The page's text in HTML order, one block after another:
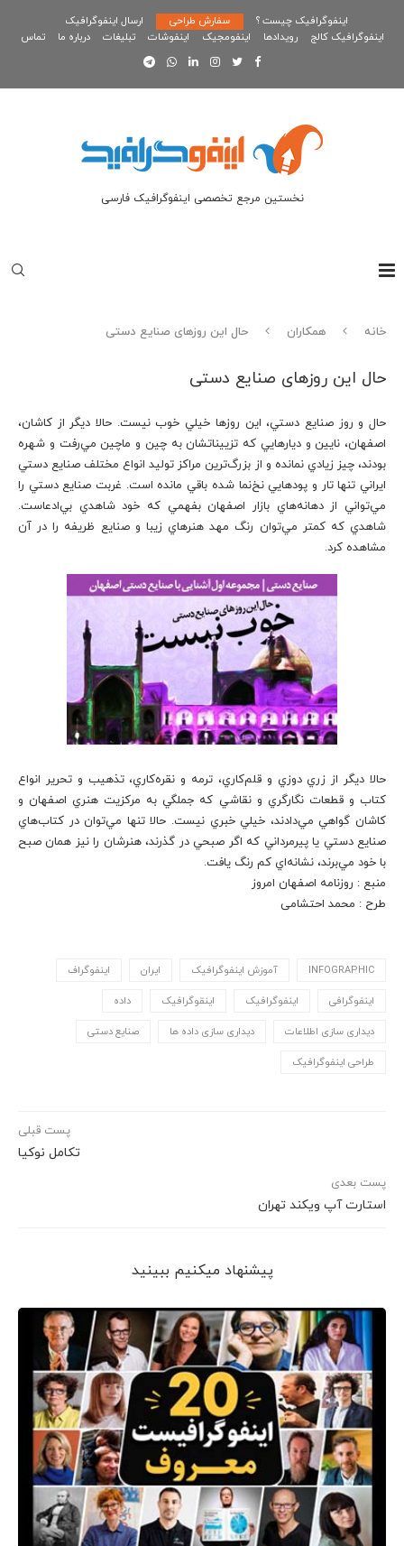
اینفوگرافیک چیست ؟ سفارش طراحی
ارسال اینفوگرافیک
اینفوگرافیک کالج
رویدادها اینفومجیک اینفوشات تبلیغات درباره ما تماس
نخستین مرجع تخصصی اینفوگرافیک فارسی
خانه همکاران حال این روزهای صنایع دستی
حال این روزهای صنایع دستی
حال و روز صنايع دستي، اين روزها خيلي خوب نيست. حالا ديگر از كاشان،
اصفهان، نایین و ديارهايي كه تزييناتشان به چين و ماچين مي‌رفت و شهره
بودند، چيز زيادي نمانده و از بزرگ‌ترين مراكز توليد انواع مختلف صنايع دستي
ايراني تنها تار و پودهايي نخ‌نما شده باقي مانده است. غربت صنايع دستي را
مي‌تواني از دهانه‌هاي بازار اصفهان بفهمي كه خود شاهدي بي‌ادعاست.
شاهدي كه كمتر مي‌توان رنگ مهد هنرهاي زيبا و صنايع ظريفه را در آن
مشاهده كرد.
حالا ديگر از زري دوزي و قلم‌كاري، ترمه و نقره‌كاري، تذهيب و تحرير انواع
كتاب و قطعات نگارگري و نقاشي كه جملگي به مركزيت هنري اصفهان و
كاشان گواهي مي‌دادند، خيلي خبري نيست. حالا تنها مي‌توان در كتاب‌هاي
صنايع دستي يا پيرمرداني كه اگر صبحي در گذرند، هنرشان را نيز همان صبح
با خود مي‌برند، نشانه‌اي كم رنگ يافت.
منبع : روزنامه اصفهان امروز
طرح : محمد احتشامی
INFOGRAPHIC آموزش اینفوگرافیک ایران اینفوگراف
اینفوگرافی اینفوگرافیک اینقوگرافیک داده
دیداری سازی اطلاعات دیداری سازی داده ها صنایع دستی
طراحی اینفوگرافیک
پست قبلی
تکامل نوکیا
پست بعدی
استارت آپ ویکند تهران
پیشنهاد می‎کنیم ببینید